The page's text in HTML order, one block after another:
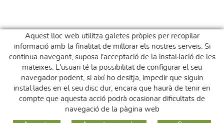
Aquest lloc web utilitza galetes pròpies per recopilar
informació amb la finalitat de millorar els nostres serveis. Si
continua navegant, suposa l'acceptació de la instal·lació de les
mateixes. L'usuari té la possibilitat de configurar el seu
navegador podent, si així ho desitja, impedir que siguin
instal·lades en el seu disc dur, encara que haurà de tenir en
compte que aquesta acció podrà ocasionar dificultats de
navegació de la pàgina web